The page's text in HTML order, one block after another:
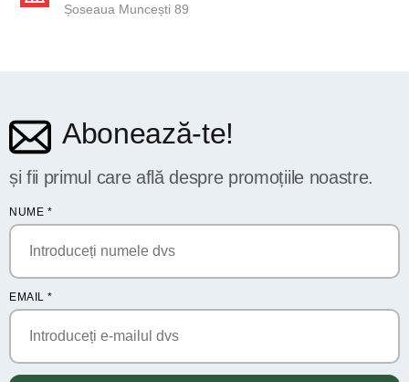
Șoseaua Muncești 89
Abonează-te!
și fii primul care află despre promoțiile noastre.
NUME *
EMAIL *